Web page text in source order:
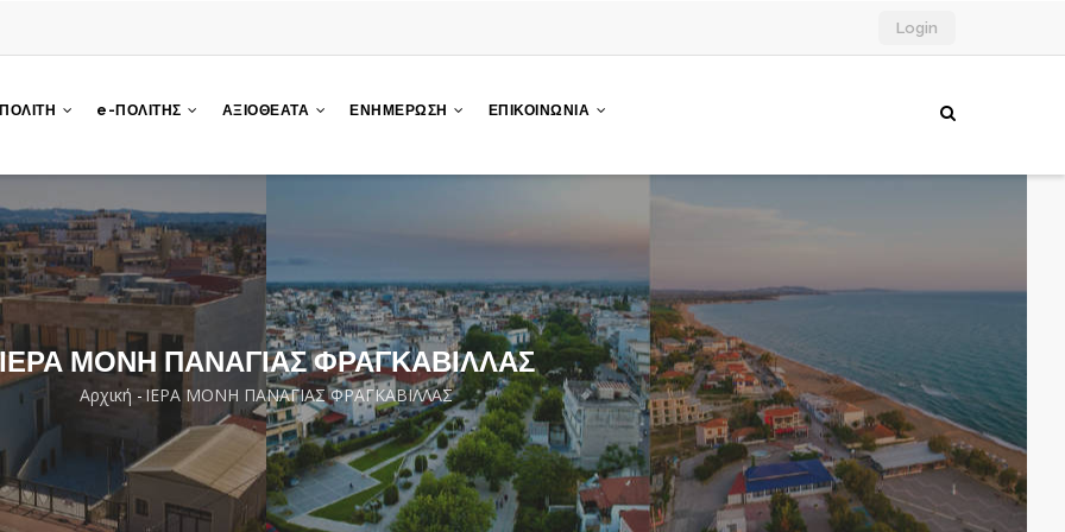
Login
e-ΠΟΛΙΤΗΣ ΑΞΙΟΘΕΑΤΑ ΕΝΗΜΕΡΩΣΗ ΕΠΙΚΟΙΝΩΝΙΑ
ΜΟΝΗ ΠΑΝΑΓΙΑΣ ΦΡΑΓΚΑΒΙΛΛΑΣ
Breadcrumb
Αρχική - ΙΕΡΑ ΜΟΝΗ ΠΑΝΑΓΙΑΣ ΦΡΑΓΚΑΒΙΛΛΑΣ